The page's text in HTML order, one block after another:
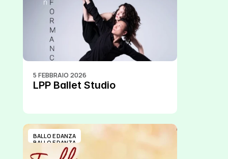
5 FEBBRAIO 2026
LPP Ballet Studio
BALLO E DANZA
BALLO E DANZA